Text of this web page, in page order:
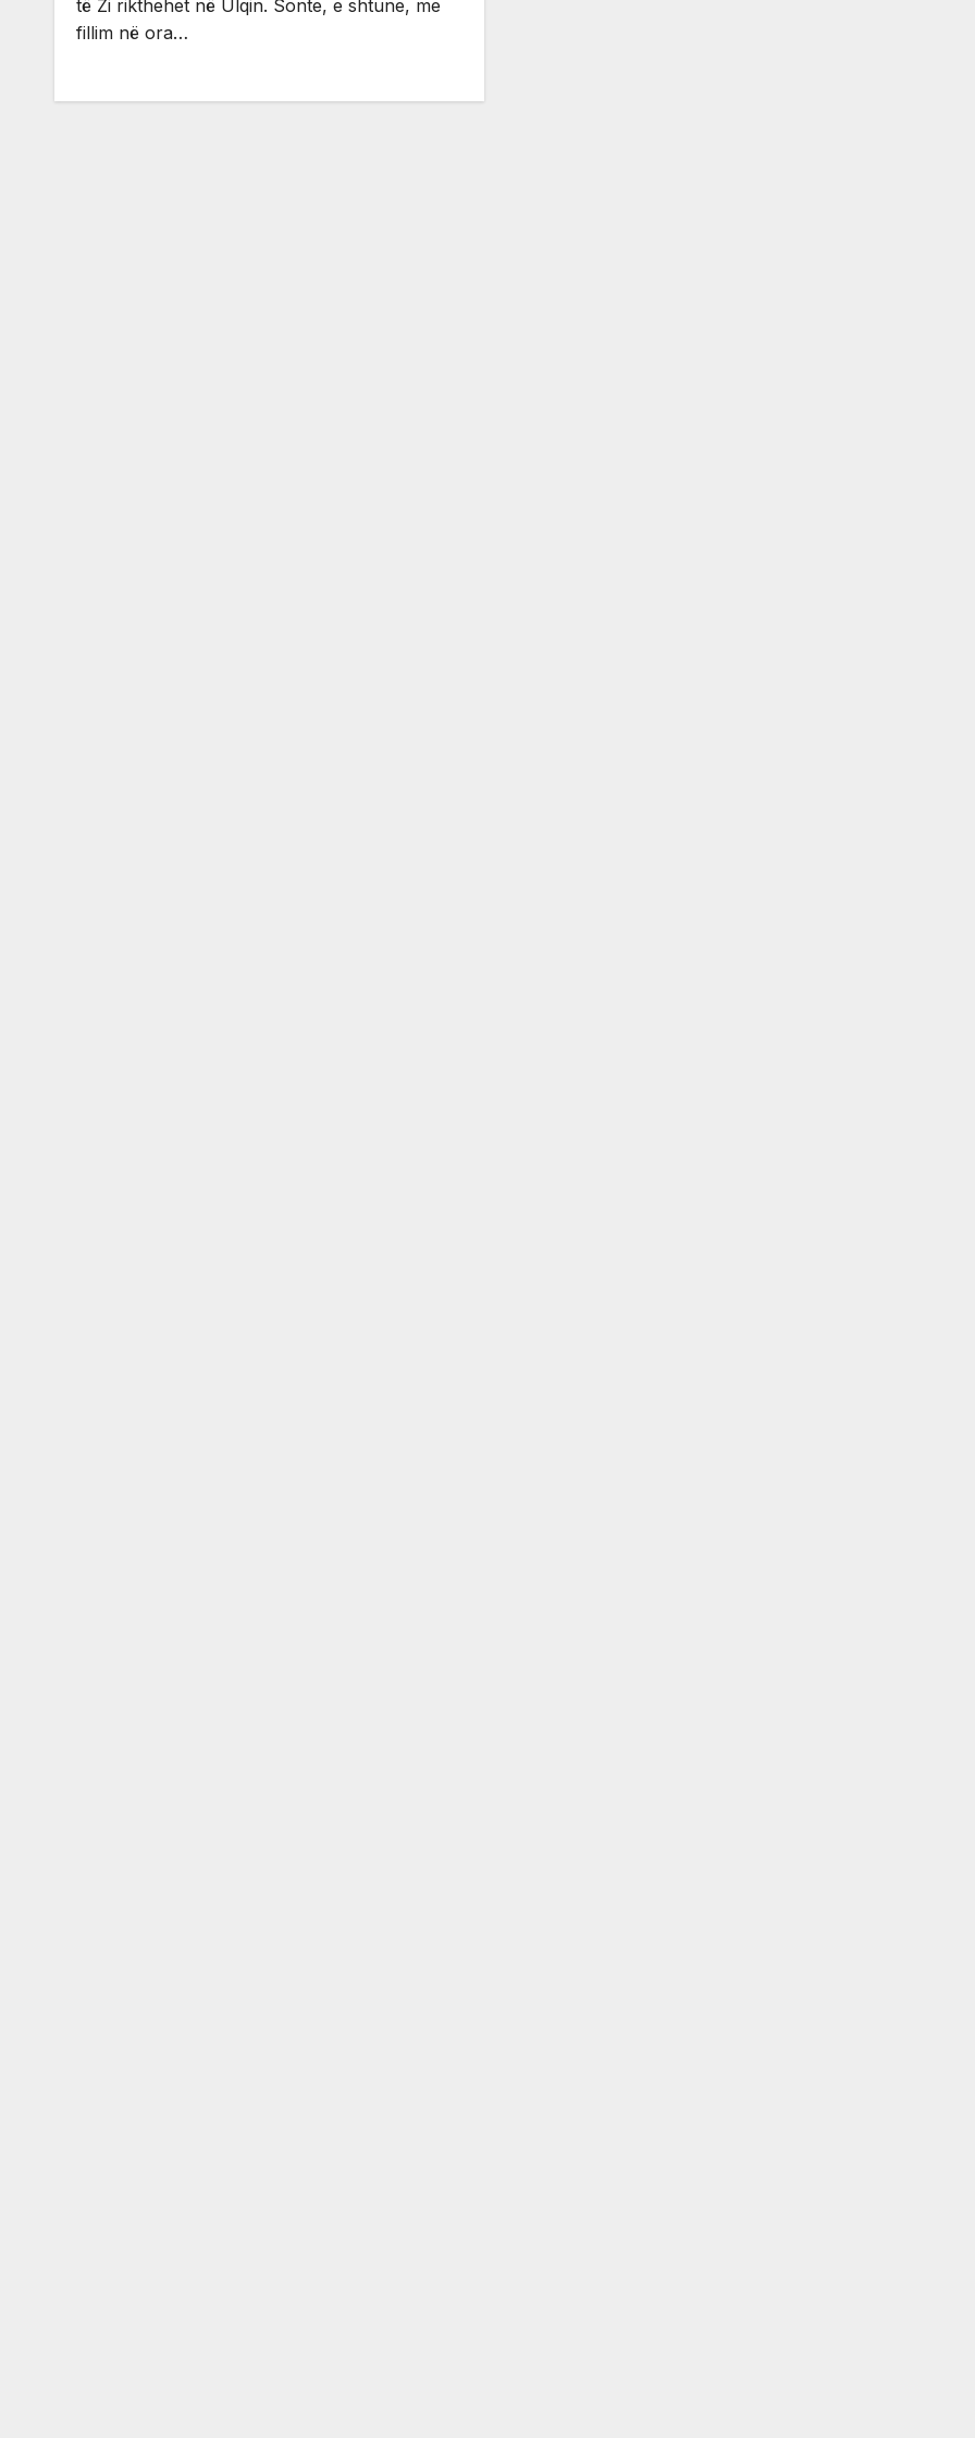
të Zi rikthehet në Ulqin. Sonte, e shtune, me
fillim në ora…